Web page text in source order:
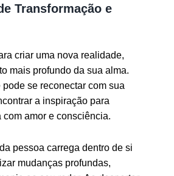
Transformação e
criar uma nova realidade,
mais profundo da sua alma.
se reconectar com sua
a inspiração para
com amor e consciência.
pessoa carrega dentro de si
mudanças profundas,